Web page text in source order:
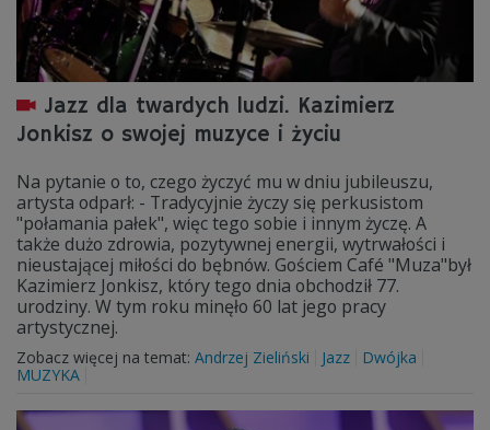
Jazz dla twardych ludzi. Kazimierz
Jonkisz o swojej muzyce i życiu
Na pytanie o to, czego życzyć mu w dniu jubileuszu,
artysta odparł: - Tradycyjnie życzy się perkusistom
"połamania pałek", więc tego sobie i innym życzę. A
także dużo zdrowia, pozytywnej energii, wytrwałości i
nieustającej miłości do bębnów. Gościem Café "Muza"był
Kazimierz Jonkisz, który tego dnia obchodził 77.
urodziny. W tym roku minęło 60 lat jego pracy
artystycznej.
Zobacz więcej na temat: Andrzej Zieliński Jazz
Dwójka
MUZYKA